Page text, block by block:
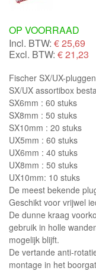
OP VOORRAAD
Incl. BTW: €25,69
Excl. BTW: € 21,23
Fischer SX/UX-
SX/UX assortibox
SX6mm : 60 stuks
SX8mm : 50 stuks
SX10mm : 20 stuks
UX5mm : 60 stuks
UX6mm : 40 stuks
UX8mm : 50 stuks
UX10mm: 10 stuks
De meest bekende
Geschikt voor vrijwel
De dunne kraag
gebruik in holle
mogelijk blijft.
De vertande anti-
montage in het